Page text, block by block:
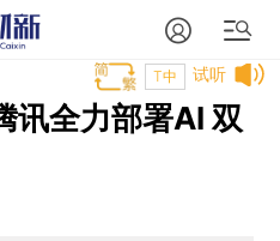
试听
T中
讯全力部署AI 双